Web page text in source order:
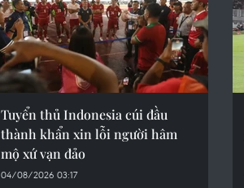
Tuyển thủ Indonesia cúi đầu
thành khẩn xin lỗi người hâm
mộ xứ vạn đảo
04/08/2026 03:17